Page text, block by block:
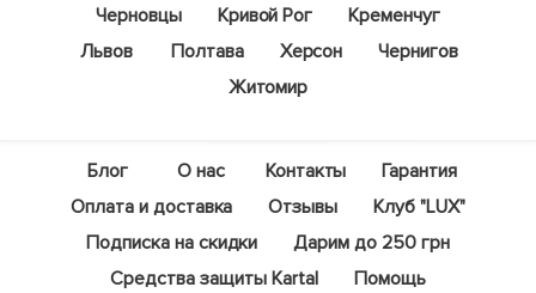
Черновцы
Кривой Рог
Кременчуг
Львов
Полтава Херсон
Чернигов
Житомир
Блог О нас Контакты
Гарантия
Оплата и доставка
Отзывы
Клуб "LUX"
Подписка на скидки
Дарим до 250 грн
Средства защиты Kartal
Помощь